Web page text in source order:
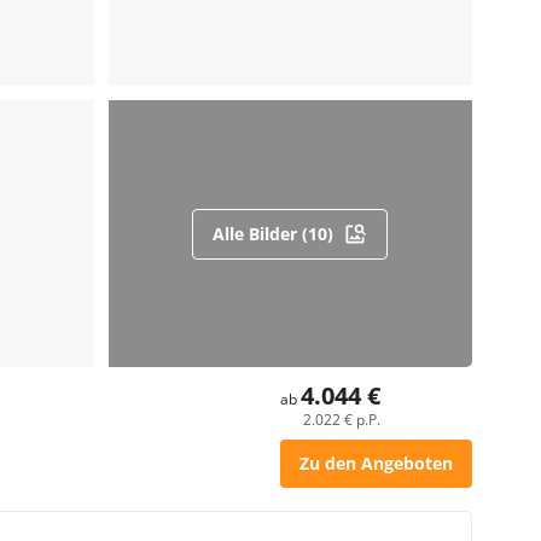
Alle Bilder (10)
ab4.044 €
2.022 € p.P.
Zu den Angeboten